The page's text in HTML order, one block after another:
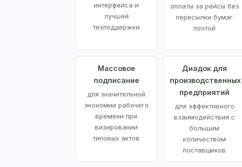
интерфейса и
лучшей
техподдержки
оплаты за рейсы без
пересылки бумаг
почтой
Массовое
подписание
для значительной
экономии рабочего
времени при
визировании
типовых актов
Диадок для
производственных
предприятий
для эффективного
взаимодействия с
большим
количеством
поставщиков